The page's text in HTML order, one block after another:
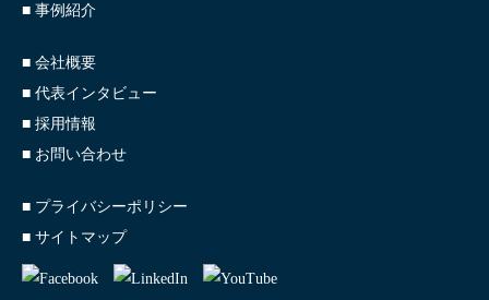
■ 事例紹介
■ 会社概要
■ 代表インタビュー
■ 採用情報
■ お問い合わせ
■ プライバシーポリシー
■ サイトマップ